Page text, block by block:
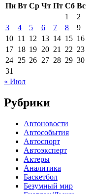
Пн Вт Ср Чт Пт Сб Вс
1
2
3
4 5 6 7 8
9
10 11 12 13 14 15 16
17 18 19 20 21 22 23
24 25 26 27 28 29 30
31
« Июл
Рубрики
Автоновости
Автособытия
Автоспорт
Автоэксперт
Актеры
Аналитика
Баскетбол
Безумный мир